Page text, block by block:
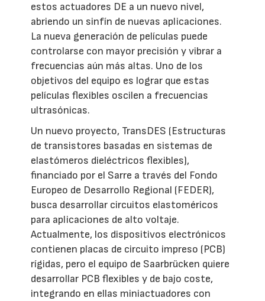
estos actuadores DE a un nuevo nivel,
abriendo un sinfín de nuevas aplicaciones.
La nueva generación de películas puede
controlarse con mayor precisión y vibrar a
frecuencias aún más altas. Uno de los
objetivos del equipo es lograr que estas
películas flexibles oscilen a frecuencias
ultrasónicas.
Un nuevo proyecto, TransDES (Estructuras
de transistores basadas en sistemas de
elastómeros dieléctricos flexibles),
financiado por el Sarre a través del Fondo
Europeo de Desarrollo Regional (FEDER),
busca desarrollar circuitos elastoméricos
para aplicaciones de alto voltaje.
Actualmente, los dispositivos electrónicos
contienen placas de circuito impreso (PCB)
rígidas, pero el equipo de Saarbrücken quiere
desarrollar PCB flexibles y de bajo coste,
integrando en ellas miniactuadores con